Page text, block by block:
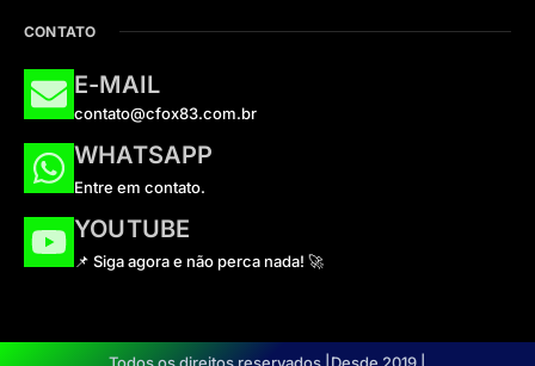
CONTATO
E-MAIL
contato@cfox83.com.br
WHATSAPP
Entre em contato.
YOUTUBE
📌 Siga agora e não perca nada! 🚀
Todos os direitos reservados | Desde 2019 |